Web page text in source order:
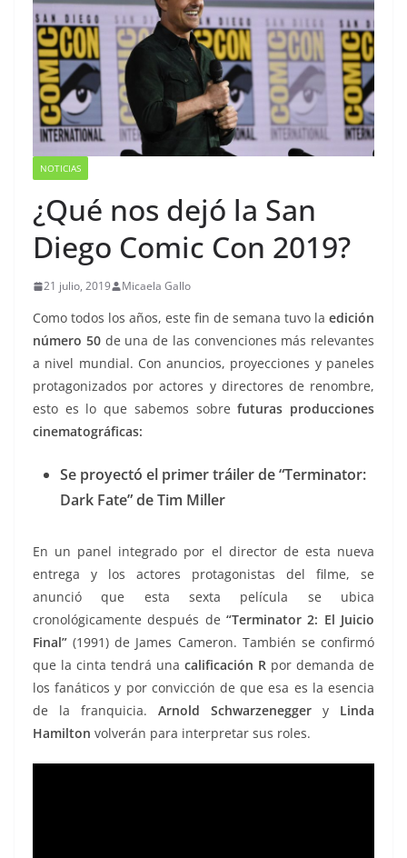
NOTICIAS
¿Qué nos dejó la San
Diego Comic Con 2019?
21 julio, 2019 Micaela Gallo
Como todos los años, este fin de semana tuvo la edición
número 50de una de las convenciones más relevantes
a nivel mundial. Con anuncios, proyecciones y paneles
protagonizados por actores y directores de renombre,
esto es lo que sabemos sobrefuturas producciones
cinematográficas:
Se proyectó el primer tráiler de “Terminator:
Dark Fate” de Tim Miller
En un panel integrado por el director de esta nueva
entrega y los actores protagonistas del filme, se
anunció que esta sexta película se ubica
cronológicamente después de “Terminator 2: El Juicio
Final” (1991) de James Cameron. También se confirmó
que la cinta tendrá una calificación R por demanda de
los fanáticos y por convicción de que esa es la esencia
de la franquicia. Arnold Schwarzenegger y Linda
Hamilton volverán para interpretar sus roles.